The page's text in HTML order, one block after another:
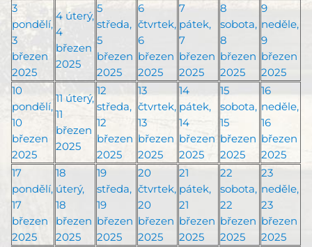
3
pondělí,
3
březen
2025
4 úterý,
4
březen
2025
5
středa,
5
březen
2025
6
čtvrtek,
6
březen
2025
7
pátek,
7
březen
2025
8
sobota,
8
březen
2025
9
neděle,
9
březen
2025
10
pondělí,
10
březen
2025
11 úterý,
11
březen
2025
12
středa,
12
březen
2025
13
čtvrtek,
13
březen
2025
14
pátek,
14
březen
2025
15
sobota,
15
březen
2025
16
neděle,
16
březen
2025
17
pondělí,
17
březen
2025
18
úterý,
18
březen
2025
19
středa,
19
březen
2025
20
čtvrtek,
20
březen
2025
21
pátek,
21
březen
2025
22
sobota,
22
březen
2025
23
neděle,
23
březen
2025